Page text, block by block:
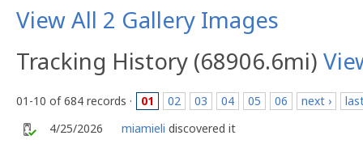
View All 2 Gallery Images
Tracking History (68906.6mi)
01-10 of 684 records · 01 02 03 04 05 06 next ›
4/25/2026
miamieli discovered it